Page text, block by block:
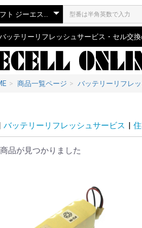
ッテリーリフレッシュサービス・セル交
商品一覧ページ バッテリーリフレ
バッテリーリフレッシュサービス |
品が見つかりました